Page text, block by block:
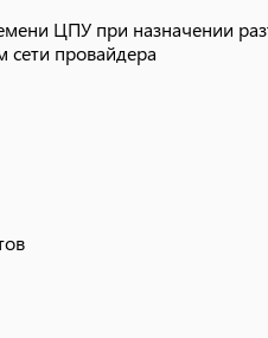
ЦПУ при назначении
сети провайдера